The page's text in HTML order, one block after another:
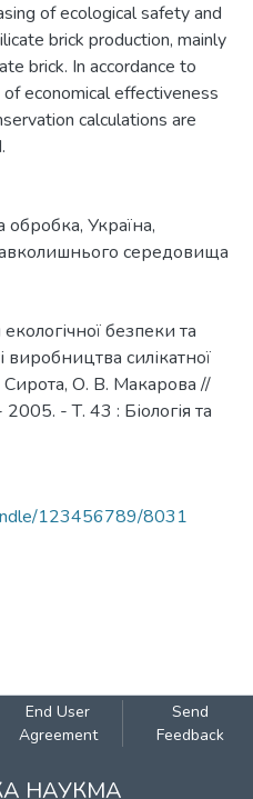
of ecological safety and
brick production, mainly
brick. In accordance to
economical effectiveness
calculations are
об­робка, Україна,
середовища
безпеки та
силікатної
О. В. Макарова //
- Т. 43 : Біологія та
123456789/8031
End User
Agreement
Send
Feedback
НАУКМА